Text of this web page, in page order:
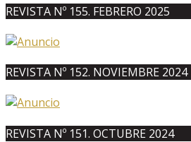
REVISTA Nº 155. FEBRERO 2025
REVISTA Nº 152. NOVIEMBRE 2024
REVISTA Nº 151. OCTUBRE 2024